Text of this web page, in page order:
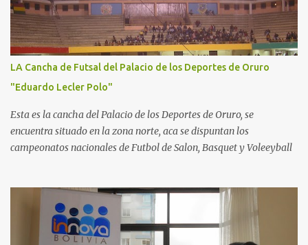
LA Cancha de Futsal del Palacio de los Deportes de Oruro
"Eduardo Lecler Polo"
Esta es la cancha del Palacio de los Deportes de Oruro, se
encuentra situado en la zona norte, aca se dispuntan los
campeonatos nacionales de Futbol de Salon, Basquet y Voleeyball